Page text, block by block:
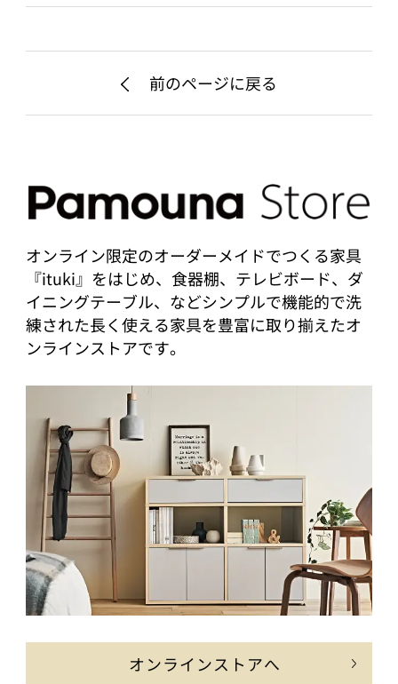
前のページに戻る
オンライン限定のオーダーメイドでつくる家具
『ituki』をはじめ、食器棚、テレビボード、ダ
イニングテーブル、などシンプルで機能的で洗
練された長く使える家具を豊富に取り揃えたオ
ンラインストアです。
オンラインストアへ